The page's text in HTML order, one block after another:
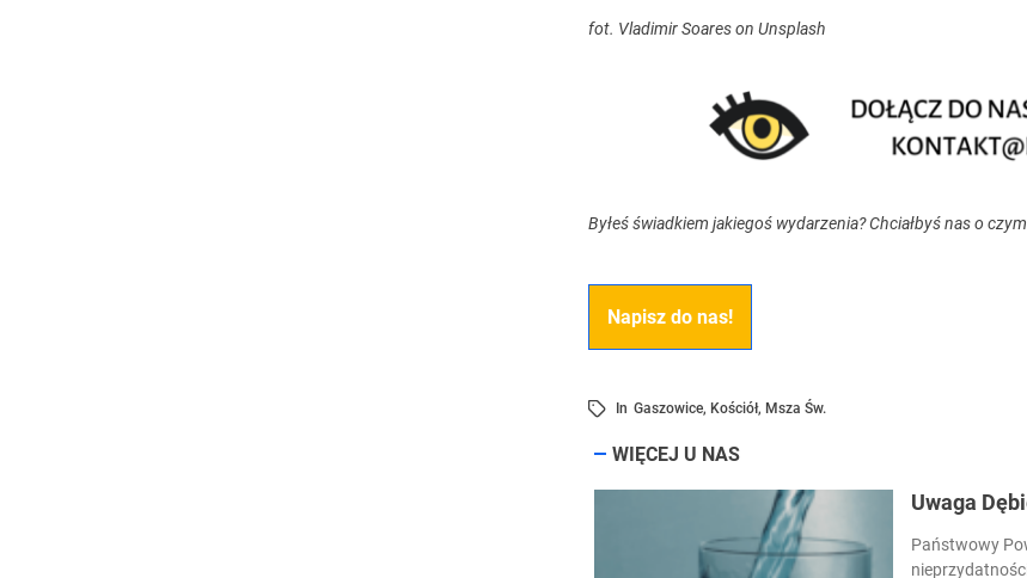
fot. Vladimir Soares on Unsplash
Byłeś świadkiem jakiegoś wydarzenia? Chciałbyś nas o
Napisz do nas!
In Gaszowice, Kościół, Msza Św.
WIĘCEJ U NAS
Uwaga
Państwowy